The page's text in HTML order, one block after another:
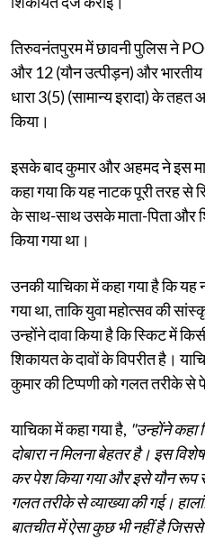
तिरुवनंतपुरम में छावनी पुलिस ने
और 12 (यौन उत्पीड़न) और
धारा 3(5) (सामान्य इरादा) के तहत
किया।
इसके बाद कुमार और अहमद ने इस
कहा गया कि यह नाटक पूरी तरह से
के साथ-साथ उसके माता-पिता और
किया गया था।
उनकी याचिका में कहा गया है कि
गया था, ताकि युवा महोत्सव की
उन्होंने दावा किया है कि स्किट में
शिकायत के दावों के विपरीत है।
कुमार की टिप्पणी को गलत तरीके से
याचिका में कहा गया है, "उन्होंने
दोबारा न मिलना बेहतर है। इस
कर पेश किया गया और इसे यौन रूप
गलत तरीके से व्याख्या की गई।
बातचीत में ऐसा कुछ भी नहीं है